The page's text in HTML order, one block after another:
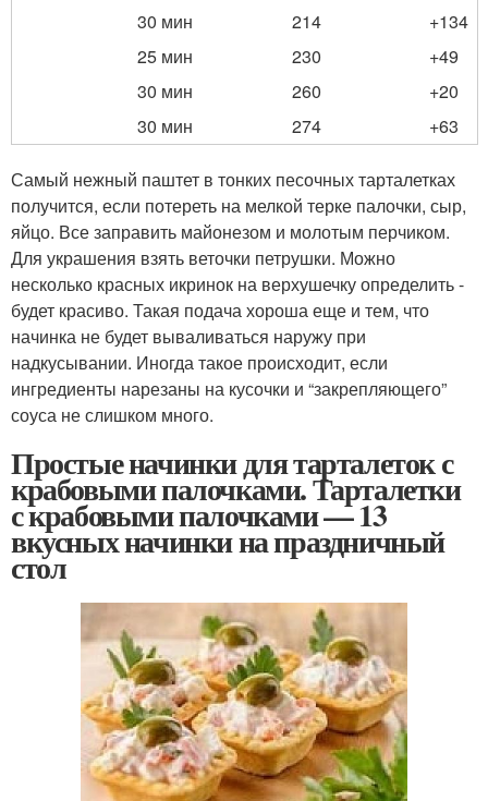
30 мин
214
+134
25 мин
230
+49
30 мин
260
+20
30 мин
274 +63
Самый нежный паштет в тонких песочных тарталетках
получится, если потереть на мелкой терке палочки, сыр,
яйцо. Все заправить майонезом и молотым перчиком.
Для украшения взять веточки петрушки. Можно
несколько красных икринок на верхушечку определить -
будет красиво. Такая подача хороша еще и тем, что
начинка не будет вываливаться наружу при
надкусывании. Иногда такое происходит, если
ингредиенты нарезаны на кусочки и “закрепляющего”
соуса не слишком много.
Простые начинки для тарталеток с
крабовыми палочками. Тарталетки
с крабовыми палочками — 13
вкусных начинки на праздничный
стол